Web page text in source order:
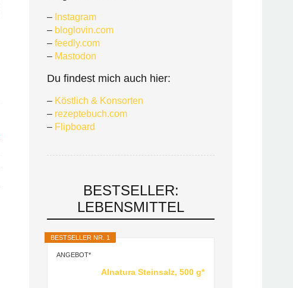
– Instagram
– bloglovin.com
– feedly.com
– Mastodon
Du findest mich auch hier:
– Köstlich & Konsorten
– rezeptebuch.com
– Flipboard
BESTSELLER:
LEBENSMITTEL
ANGEBOT*
BESTSELLER NR. 1
Alnatura Steinsalz, 500 g*